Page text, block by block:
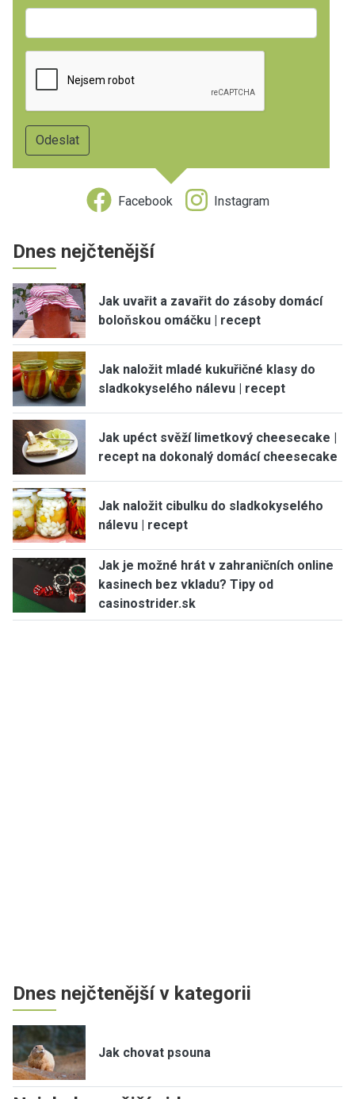
Facebook Instagram
Dnes nejčtenější
Jak uvařit a zavařit do zásoby domácí
boloňskou omáčku | recept
Jak naložit mladé kukuřičné klasy do
sladkokyselého nálevu | recept
Jak upéct svěží limetkový cheesecake |
recept na dokonalý domácí cheesecake
Jak naložit cibulku do sladkokyselého
nálevu | recept
Jak je možné hrát v zahraničních online
kasinech bez vkladu? Tipy od
casinostrider.sk
Dnes nejčtenější v kategorii
Jak chovat psouna